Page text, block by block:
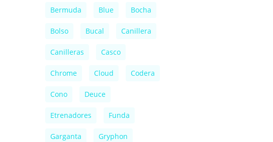
Bermuda Blue Bocha
Bolso Bucal Canillera
Canilleras Casco
Chrome Cloud Codera
Cono Deuce
Etrenadores Funda
Garganta Gryphon